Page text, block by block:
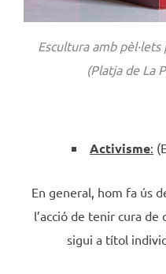
Escultura amb
(Platja de La
Activisme:
En general, hom fa ús
l’acció de tenir cura de
sigui a títol